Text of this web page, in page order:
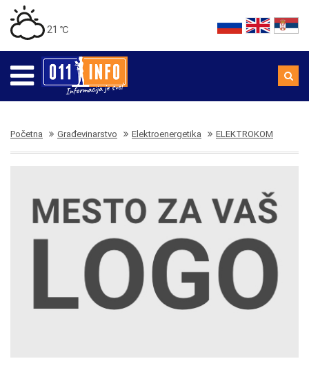
21 ℃
Početna Građevinarstvo Elektroenergetika ELEKTROKOM